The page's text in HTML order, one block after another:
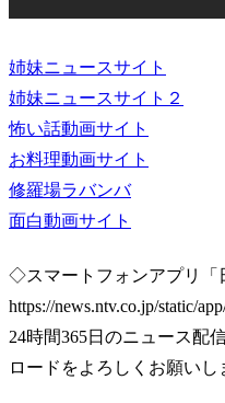
姉妹ニュースサイト
姉妹ニュースサイト２
怖い話動画サイト
お料理動画サイト
修羅場ラバンバ
面白動画サイト
◇スマートフォンアプリ「
https://news.ntv.co.jp/static/
24時間365日のニュース配
ロードをよろしくお願いし